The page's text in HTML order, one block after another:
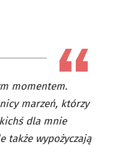
momentem.
marzeń, którzy
dla mnie
także wypożyczają